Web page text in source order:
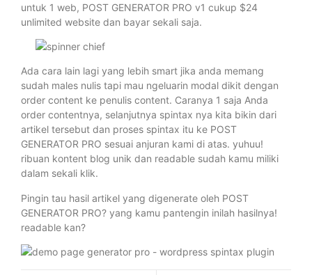
untuk 1 web, POST GENERATOR PRO v1 cukup $24
unlimited website dan bayar sekali saja.
Ada cara lain lagi yang lebih smart jika anda memang
sudah males nulis tapi mau ngeluarin modal dikit dengan
order content ke penulis content. Caranya 1 saja Anda
order contentnya, selanjutnya spintax nya kita bikin dari
artikel tersebut dan proses spintax itu ke POST
GENERATOR PRO sesuai anjuran kami di atas. yuhuu!
ribuan kontent blog unik dan readable sudah kamu miliki
dalam sekali klik.
Pingin tau hasil artikel yang digenerate oleh POST
GENERATOR PRO? yang kamu pantengin inilah hasilnya!
readable kan?